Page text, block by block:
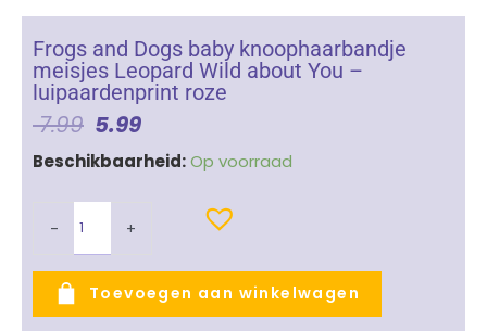
Frogs and Dogs baby knoophaarbandje
meisjes Leopard Wild about You –
luipaardenprint roze
7.99 Oorspronkelijke
Prijs
Was:
5.99Huidige
Prijs
Is:
Beschikbaarheid:Op voorraad
-
Frogs
baby
knoophaarbandje
meisjes
Leopard
+
Toevoegen aan winkelwagen